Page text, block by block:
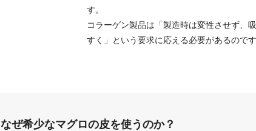
す。
コラーゲン製品は「製造時は変性させず、
すく」という要求に応える必要があるのです
なぜ希少なマグロの皮を使うのか？